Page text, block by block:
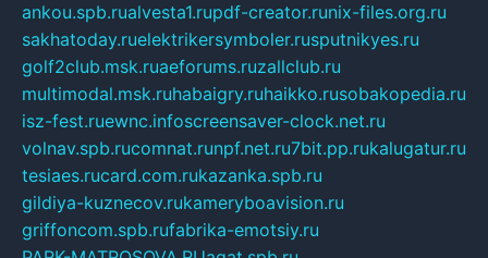
ankou.spb.rualvesta1.rupdf-creator.runix-files.org.ru
sakhatoday.ruelektrikersymboler.rusputnikyes.ru
golf2club.msk.ruaeforums.ruzallclub.ru
multimodal.msk.ruhabaigry.ruhaikko.rusobakopedia.ru
isz-fest.ruewnc.infoscreensaver-clock.net.ru
volnav.spb.rucomnat.runpf.net.ru7bit.pp.rukalugatur.ru
tesiaes.rucard.com.rukazanka.spb.ru
gildiya-kuznecov.rukameryboavision.ru
griffoncom.spb.rufabrika-emotsiy.ru